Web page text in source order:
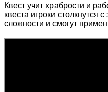
Квест учит храбрости и
квеста игроки столкнутся
сложности и смогут